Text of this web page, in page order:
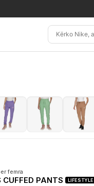
femra
CUFFED PANTS LIFESTYLE